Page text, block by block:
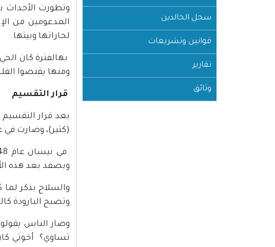
سجل الخالدين
قوانين وتشريعات
تقارير
وثائق
وتطورت الأحداث
المدعومين من
لحاراتها وبيتها.
بهالفترة كان
ومنها يقنصوا
قرار التقسيم
(كتير)، وصارت في
وبصفد بعد هذه
والسلاح بذكر لما
وتصبح البارودة
وصار الناس
تساوي؟ أخوتي